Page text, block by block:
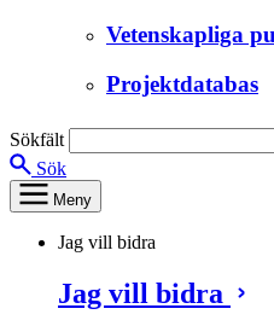
Vetenskapliga
Projektdatabas
Sökfält
Sök
Meny
Jag vill bidra
Jag vill bidra